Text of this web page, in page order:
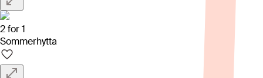
2 for 1
Sommerhytta